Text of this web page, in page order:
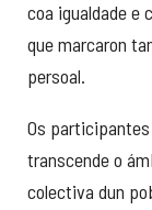
coa igualdade e
que marcaron
persoal.
Os participantes
transcende o
colectiva dun